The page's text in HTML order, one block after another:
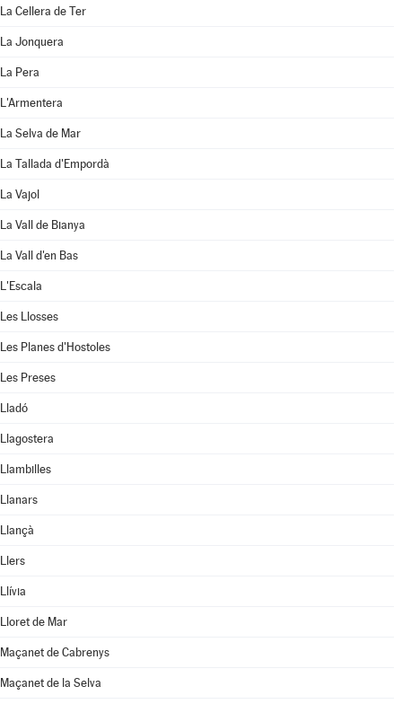
La Cellera de Ter
La Jonquera
La Pera
L'Armentera
La Selva de Mar
La Tallada d'Empordà
La Vajol
La Vall de Bianya
La Vall d'en Bas
L'Escala
Les Llosses
Les Planes d'Hostoles
Les Preses
Lladó
Llagostera
Llambilles
Llanars
Llançà
Llers
Llívia
Lloret de Mar
Maçanet de Cabrenys
Maçanet de la Selva